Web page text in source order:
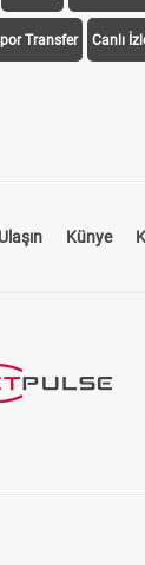
Transfer Canlı
Künye